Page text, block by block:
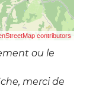
contributors
ou le
merci de